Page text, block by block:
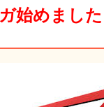
始めまし